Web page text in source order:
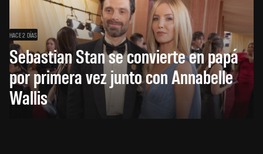
HACE 2 DÍAS
Sebastian Stan se convierte en papá
por primera vez junto con Annabelle
Wallis